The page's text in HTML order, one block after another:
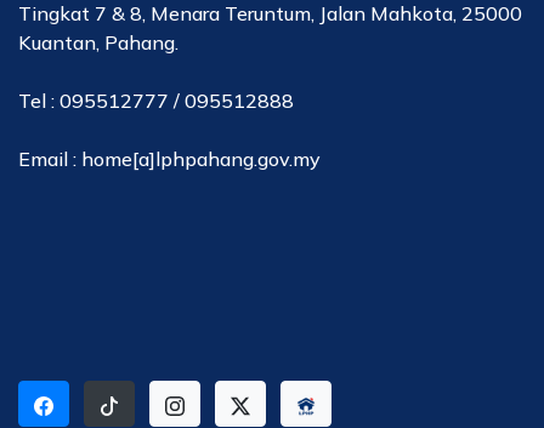
Tingkat 7 & 8, Menara Teruntum, Jalan Mahkota, 25000
Kuantan, Pahang.
Tel : 095512777 / 095512888
Email : home[a]lphpahang.gov.my